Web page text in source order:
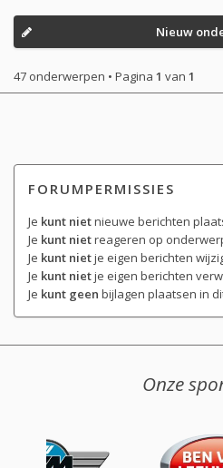
Nieuw
47 onderwerpen • Pagina 1 van 1
FORUMPERMISSIES
Je kunt nietnieuwe berichten
Je kunt nietreageren op
Je kunt nietje eigen berichten
Je kunt nietje eigen berichten
Je kunt geen bijlagen plaatsen in
Onze